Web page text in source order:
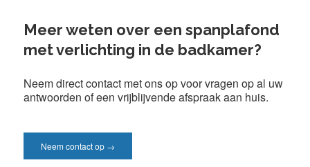
Meer weten over een spanplafond
met verlichting in de badkamer?
Neem direct contact met ons op voor vragen op al uw
antwoorden of een vrijblijvende afspraak aan huis.
Neem contact op →